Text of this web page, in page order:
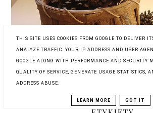
THIS SITE USES COOKIES FROM GOOGLE TO DELIVER
ANALYZE TRAFFIC. YOUR IP ADDRESS AND USER-
GOOGLE ALONG WITH PERFORMANCE AND SECURITY
QUALITY OF SERVICE, GENERATE USAGE STATISTICS,
ADDRESS ABUSE.
LEARN MORE GOT IT